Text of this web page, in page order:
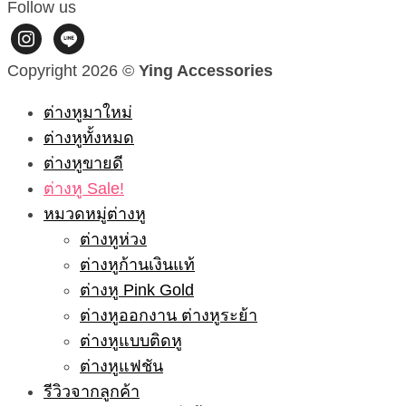
Follow us
instagram
line
Copyright 2026 © Ying Accessories
ต่างหูมาใหม่
ต่างหูทั้งหมด
ต่างหูขายดี
ต่างหู Sale!
หมวดหมู่ต่างหู
ต่างหูห่วง
ต่างหูก้านเงินแท้
ต่างหู Pink Gold
ต่างหูออกงาน ต่างหูระย้า
ต่างหูแบบติดหู
ต่างหูแฟชัน
รีวิวจากลูกค้า